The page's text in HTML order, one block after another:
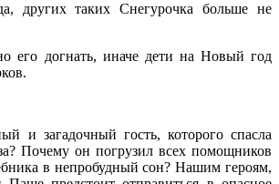
других таких Снегурочка больше не
его догнать, иначе дети на Новый год
и загадочный гость, которого спасла
Почему он погрузил всех помощников
в непробудный сон? Нашим героям,